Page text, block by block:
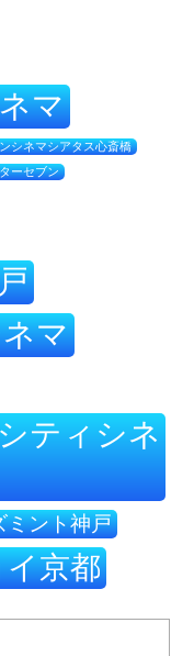
マ
シネマシアタス心斎橋
ーセブン
マ
ティシネ
ミント神戸
京都